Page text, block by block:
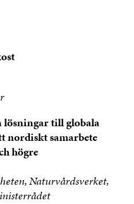
till globala
nordiskt samarbete
högre
Naturvårdsverket,